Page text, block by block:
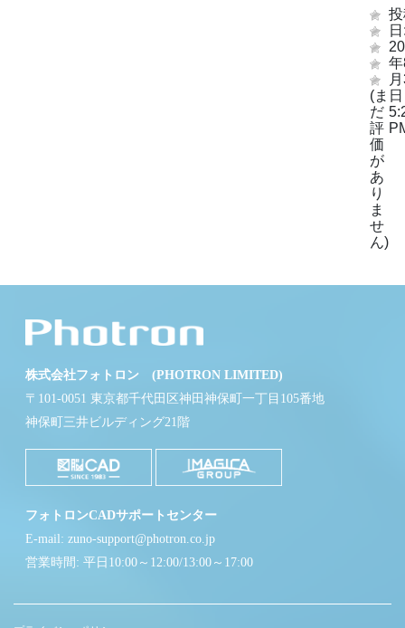
(ま
だ
評
価
が
あ
り
ま
せ
ん)
日
株式会社フォトロン (PHOTRON LIMITED)
〒101-0051 東京都千代田区神田神保町一丁目105番地
神保町三井ビルディング21階
フォトロンCADサポートセンター
E-mail: zuno-support@photron.co.jp
営業時間: 平日10:00～12:00/13:00～17:00